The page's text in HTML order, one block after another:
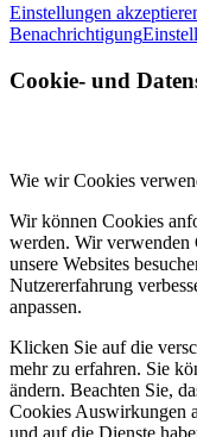
Einstellungen
Benachrichtigung
Cookie- und
Wie wir Cookies
Wir können Cookies
werden. Wir verwenden
unsere Websites
Nutzererfahrung
anpassen.
Klicken Sie auf die
mehr zu erfahren. Sie
ändern. Beachten Sie,
Cookies Auswirkungen